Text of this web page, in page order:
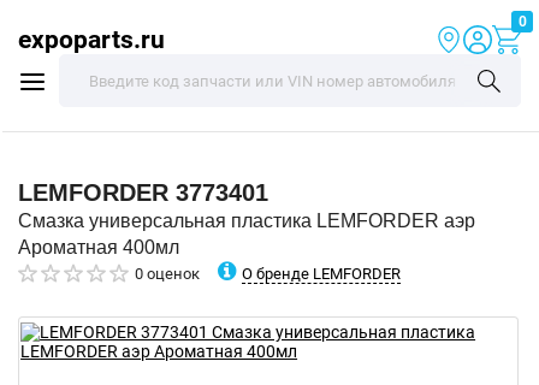
expoparts.ru
0
LEMFORDER 3773401
Смазка универсальная пластика LEMFORDER аэр
Ароматная 400мл
0 оценок О бренде LEMFORDER